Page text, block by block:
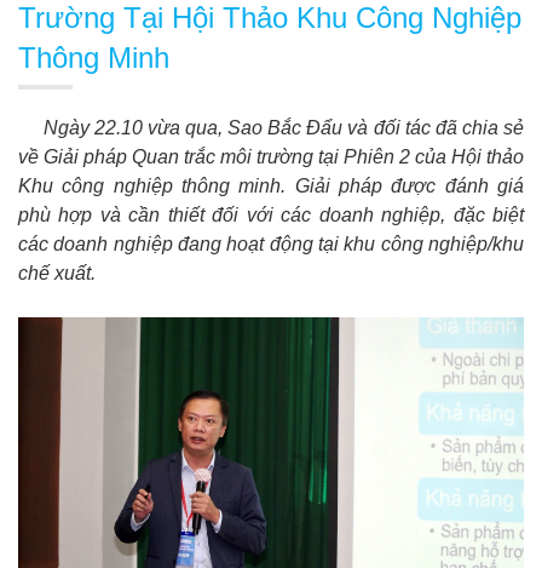
Trường Tại Hội Thảo Khu Công Nghiệp
Thông Minh
Ngày 22.10 vừa qua, Sao Bắc Đẩu và đối tác đã chia sẻ
về Giải pháp Quan trắc môi trường tại Phiên 2 của Hội thảo
Khu công nghiệp thông minh. Giải pháp được đánh giá
phù hợp và cần thiết đối với các doanh nghiệp, đặc biệt
các doanh nghiệp đang hoạt động tại khu công nghiệp/khu
chế xuất.